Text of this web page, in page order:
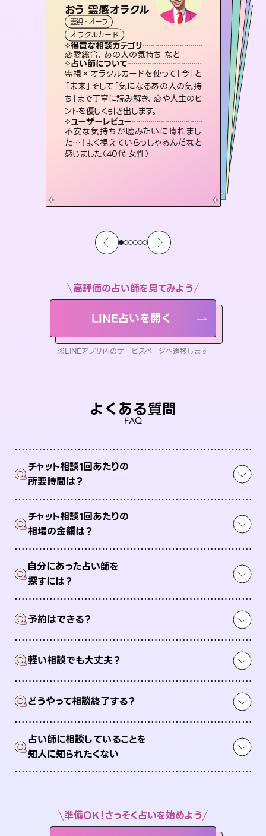
おう 霊感オラクル
霊視・オーラ
オラクルカード
得意な相談カテゴリ
恋愛総合、あの人の気持ち など
占い師について
霊視×オラクルカードを使って「今」と
「未来」そして「気になるあの人の気持
ち」まで丁寧に読み解き、恋や人生のヒ
ントを優しく引き出します。
ユーザーレビュー
不安な気持ちが嘘みたいに晴れまし
た…！よく視えていらっしゃるんだなと
感じました（40代 女性）
アイリス -iris-
西洋占星術
ルーン
得意な相談カテゴリ
恋愛総合、片想い、二人の未来 など
占い師について
復縁、恋愛、不倫の行方、同性愛や片
思い、仕事関係や借金問題まで知りた
いことや心の負担になっていることを
紐解き、背中をそっと押して導きます。
ユーザーレビュー
安心感のあり、言い切ってくれる所や濁
さない鑑定のおかげで、毎回自分の気
持ちを整えられます（30代 男性）
彗望
霊視・オーラ
スピリチュアル・リーディング
得意な相談カテゴリ
片想い、あの人の気持ち、復縁 など
占い師について
3,700年以上の歴史を持つ東洋最古の
占術「易占」で詳細まで占い、幸せへ向
かう道筋を示します。厳しい結果にも具
体的な対策をお伝えします。
ユーザーレビュー
複雑な背景もしっかり聞いて鑑定して
いただけました。気持ちが楽になりまし
た（50代 女性）
とうげんみう
霊視・オーラ
スピリチュアル・リーディング
得意な相談カテゴリ
片想い、あの人の気持ち、復縁 など
占い師について
恋愛のお悩みの中でも特に「曖昧な関係」の相談を得意としており、友達以上恋人未満なお相手との今後や本音を丁寧に読み解き恋愛成就へと導きます。
ユーザーレビュー
鑑定していただいてアドバイス通りに行
動すると仲が復活してきました。ありが
とうございました（40代 女性）
未来視師＊花
スピリチュアル・リーディング
得意な相談カテゴリ
出逢い、片想い、復縁 など
占い師について
未来には何パターンもの選択肢があり
ます。不安で視えにくくなっているあな
たの素敵な未来を見つけ、その未来を
選択できるようアドバイスします。
ユーザーレビュー
職場の人の性質や人間関係、本心など
本当によく視えていてびっくり。対策が
打てて前向きになれます（40代）
霊視・オーラ タロット
スピリチュアル・リーディング
得意な相談カテゴリ
片想い、二人の未来、年の差 など
占い師について
連絡再開、復縁、成就などの報告実績
多数。セラピストとして2万超の施術経
験があるからこそできる鑑定で、より良
い未来をサポートします。
ユーザーレビュー
とても心温まる鑑定でした。しかもこち
らは何も言っていないのに視えていらっ
しゃるんだなと驚きです（30代女性）
高評価の占い師を見てみよう
LINE占いを開く
※LINEアプリ内のサービスページへ遷移します
よくある質問
FAQ
Qチャット相談1回あたりの
所要時間は？
Qチャット相談1回あたりの
相場の金額は？
Q自分にあった占い師を
探すには？
Q予約はできる？
Q軽い相談でも大丈夫？
Qどうやって相談終了する？
Q占い師に相談していることを
知人に知られたくない
準備OK！さっそく占いを始めよう